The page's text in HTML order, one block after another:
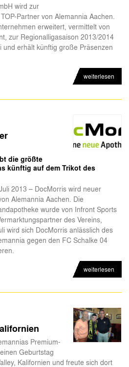
wird zur
Partner von Alemannia Aachen.
erweitert, vermittelt von
zur Regionalligasaison 2013/2014
und erhält künftig große Präsenzen
weiterlesen
die größte
künftig auf dem Trikot des
2013 – DocMorris wird neuer
Alemannia Aachen. Die
wurde von Infront Sports
des Vereins,
wird sich DocMorris anlässlich des
gegen den FC Schalke 04
weiterlesen
Premium-
Geburtstag
Kalifornien und freute sich dort